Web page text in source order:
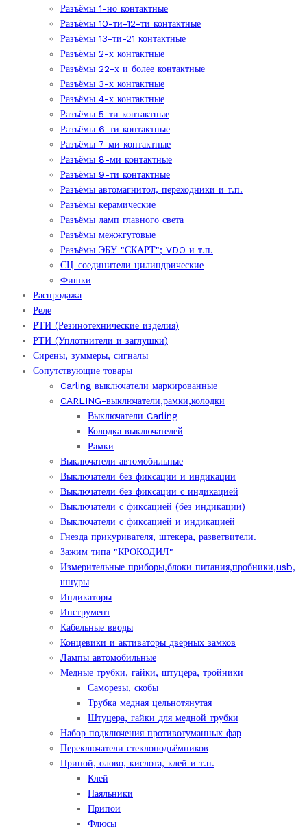
Разъёмы 1-но контактные
Разъёмы 10-ти-12-ти контактные
Разъёмы 13-ти-21 контактные
Разъёмы 2-х контактные
Разъёмы 22-х и более контактные
Разъёмы 3-х контактные
Разъёмы 4-х контактные
Разъёмы 5-ти контактные
Разъёмы 6-ти контактные
Разъёмы 7-ми контактные
Разъёмы 8-ми контактные
Разъёмы 9-ти контактные
Разъёмы автомагнитол, переходники и т.п.
Разъёмы керамические
Разъёмы ламп главного света
Разъёмы межжгутовые
Разъёмы ЭБУ "СКАРТ"; VDO и т.п.
СЦ-соединители цилиндрические
Фишки
Распродажа
Реле
РТИ (Резинотехнические изделия)
РТИ (Уплотнители и заглушки)
Сирены, зуммеры, сигналы
Сопутствующие товары
Carling выключатели маркированные
CARLING-выключатели,рамки,колодки
Выключатели Carling
Колодка выключателей
Рамки
Выключатели автомобильные
Выключатели без фиксации и индикации
Выключатели без фиксации с индикацией
Выключатели с фиксацией (без индикации)
Выключатели с фиксацией и индикацией
Гнезда прикуривателя, штекера, разветвители.
Зажим типа "КРОКОДИЛ"
Измерительные приборы,блоки питания,пробники,usb,
шнуры
Индикаторы
Инструмент
Кабельные вводы
Концевики и активаторы дверных замков
Лампы автомобильные
Медные трубки, гайки, штуцера, тройники
Саморезы, скобы
Трубка медная цельнотянутая
Штуцера, гайки для медной трубки
Набор подключения противотуманных фар
Переключатели стеклоподъёмников
Припой, олово, кислота, клей и т.п.
Клей
Паяльники
Припои
Флюсы